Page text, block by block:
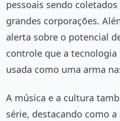
pessoais sendo
grandes corporações.
alerta sobre o potencial
controle que a
usada como uma arma
A música e a cultura
série, destacando como